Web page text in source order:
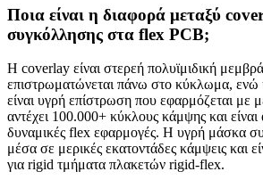
Ποια είναι η διαφορά μεταξύ
συγκόλλησης στα flex PCB;
Η coverlay είναι στερεή πολυϊμιδική
επιστρωματώνεται πάνω στο κύκλωμα,
είναι υγρή επίστρωση που εφαρμόζεται με
αντέχει 100.000+ κύκλους κάμψης και είναι
δυναμικές flex εφαρμογές. Η υγρή μάσκα
μέσα σε μερικές εκατοντάδες κάμψεις και
για rigid τμήματα πλακετών rigid-flex.